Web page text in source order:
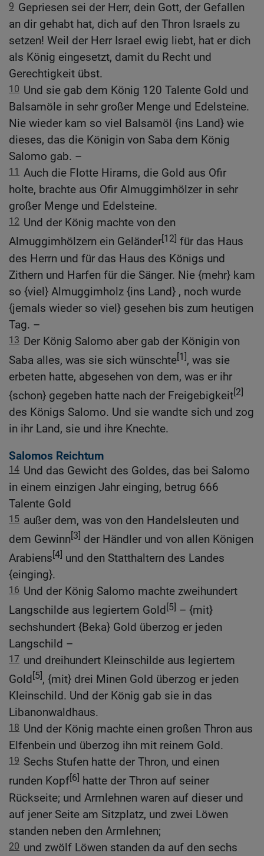
9 Gepriesen sei der Herr, dein Gott, der Gefallen
an dir gehabt hat, dich auf den Thron Israels zu
setzen! Weil der Herr Israel ewig liebt, hat er dich
als König eingesetzt, damit du Recht und
Gerechtigkeit übst.
10 Und sie gab dem König 120 Talente Gold und
Balsamöle in sehr großer Menge und Edelsteine.
Nie wieder kam so viel Balsamöl {ins Land} wie
dieses, das die Königin von Saba dem König
Salomo gab. –
11 Auch die Flotte Hirams, die Gold aus Ofir
holte, brachte aus Ofir Almuggimhölzer in sehr
großer Menge und Edelsteine.
12 Und der König machte von den
Almuggimhölzern ein Geländer[12] für das Haus
des Herrn und für das Haus des Königs und
Zithern und Harfen für die Sänger. Nie {mehr} kam
so {viel} Almuggimholz {ins Land} , noch wurde
{jemals wieder so viel} gesehen bis zum heutigen
Tag. –
13 Der König Salomo aber gab der Königin von
Saba alles, was sie sich wünschte[1], was sie
erbeten hatte, abgesehen von dem, was er ihr
{schon} gegeben hatte nach der Freigebigkeit[2]
des Königs Salomo. Und sie wandte sich und zog
in ihr Land, sie und ihre Knechte.
Salomos Reichtum
14 Und das Gewicht des Goldes, das bei Salomo
in einem einzigen Jahr einging, betrug 666
Talente Gold
15 außer dem, was von den Handelsleuten und
dem Gewinn[3] der Händler und von allen Königen
Arabiens[4] und den Statthaltern des Landes
{einging}.
16 Und der König Salomo machte zweihundert
Langschilde aus legiertem Gold[5] – {mit}
sechshundert {Beka} Gold überzog er jeden
Langschild –
17 und dreihundert Kleinschilde aus legiertem
Gold[5], {mit} drei Minen Gold überzog er jeden
Kleinschild. Und der König gab sie in das
Libanonwaldhaus.
18 Und der König machte einen großen Thron aus
Elfenbein und überzog ihn mit reinem Gold.
19 Sechs Stufen hatte der Thron, und einen
runden Kopf[6] hatte der Thron auf seiner
Rückseite; und Armlehnen waren auf dieser und
auf jener Seite am Sitzplatz, und zwei Löwen
standen neben den Armlehnen;
20 und zwölf Löwen standen da auf den sechs